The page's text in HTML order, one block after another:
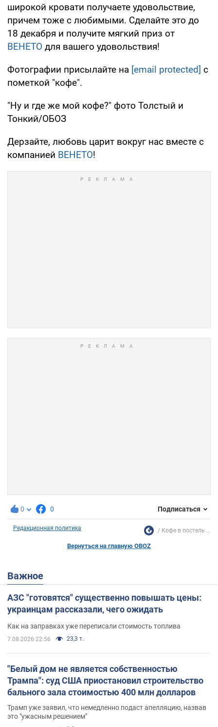
широкой кровати получаете удовольствие,
причем тоже с любимыми. Сделайте это до
18 декабря и получите мягкий приз от
ВЕНЕТО для вашего удовольствия!
Фотографии присылайте на [email protected] с
пометкой "кофе".
"Ну и где же мой кофе?" фото Толстый и
Тонкий/ОБОЗ
Дерзайте, любовь царит вокруг нас вместе с
компанией ВЕНЕТО!
0 0 Подписаться
Редакционная политика Кофе в постель ...
Вернуться на главную OBOZ
Важное
АЗС "готовятся" существенно повышать цены:
украинцам рассказали, чего ожидать
Как на заправках уже переписали стоимость топлива
7.08.2026 22:56 23,3 т.
"Белый дом не является собственностью
Трампа": суд США приостановил строительство
бального зала стоимостью 400 млн долларов
Трамп уже заявил, что немедленно подаст апелляцию, назвав
это "ужасным решением"